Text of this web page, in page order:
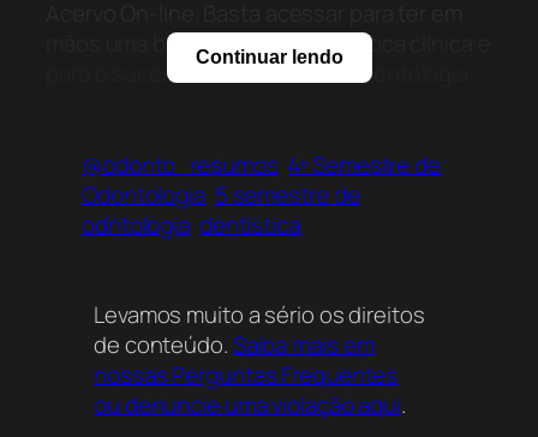
mãos uma base sólida para a prática clínica e
para o sucesso acadêmico na odontologia
Continuar lendo
@odonto_resumos 4º Semestre de
Odontologia 5 semestre de
odntologia dentistica
Levamos muito a sério os direitos
de conteúdo.Saiba mais em
nossas Perguntas Frequentes
ou denuncie uma violação aqui.